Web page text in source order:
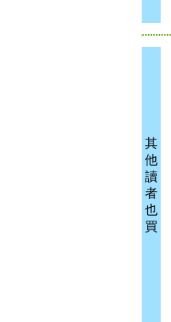
其
他
讀
者
也
買